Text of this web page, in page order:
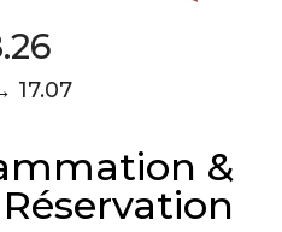
17.07
&
Réservation